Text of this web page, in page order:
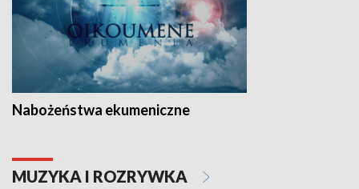
Nabożeństwa ekumeniczne
MUZYKA I ROZRYWKA